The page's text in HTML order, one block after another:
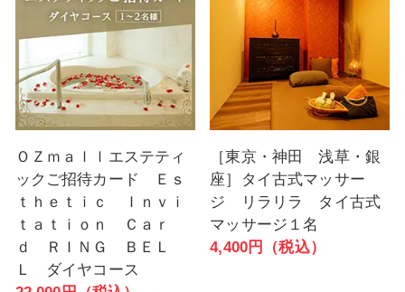
ＯＺｍａｌｌエステティ
ックご招待カード Ｅｓ
ｔｈｅｔｉｃ Ｉｎｖｉ
ｔａｔｉｏｎ Ｃａｒ
ｄ ＲＩＮＧ ＢＥＬ
Ｌ ダイヤコース
［東京・神田 浅草・銀
座］タイ古式マッサー
ジ リラリラ タイ古式
マッサージ１名
4,400円（税込）